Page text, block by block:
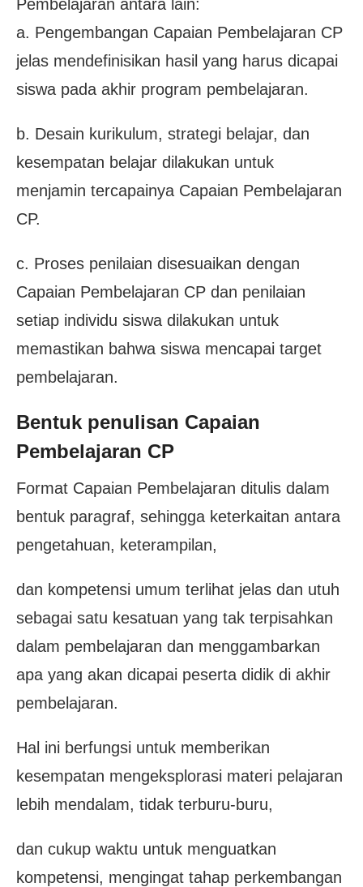
Pembelajaran antara lain:
a. Pengembangan Capaian Pembelajaran CP
jelas mendefinisikan hasil yang harus dicapai
siswa pada akhir program pembelajaran.
b. Desain kurikulum, strategi belajar, dan
kesempatan belajar dilakukan untuk
menjamin tercapainya Capaian Pembelajaran
CP.
c. Proses penilaian disesuaikan dengan
Capaian Pembelajaran CP dan penilaian
setiap individu siswa dilakukan untuk
memastikan bahwa siswa mencapai target
pembelajaran.
Bentuk penulisan Capaian
Pembelajaran CP
Format Capaian Pembelajaran ditulis dalam
bentuk paragraf, sehingga keterkaitan antara
pengetahuan, keterampilan,
dan kompetensi umum terlihat jelas dan utuh
sebagai satu kesatuan yang tak terpisahkan
dalam pembelajaran dan menggambarkan
apa yang akan dicapai peserta didik di akhir
pembelajaran.
Hal ini berfungsi untuk memberikan
kesempatan mengeksplorasi materi pelajaran
lebih mendalam, tidak terburu-buru,
dan cukup waktu untuk menguatkan
kompetensi, mengingat tahap perkembangan